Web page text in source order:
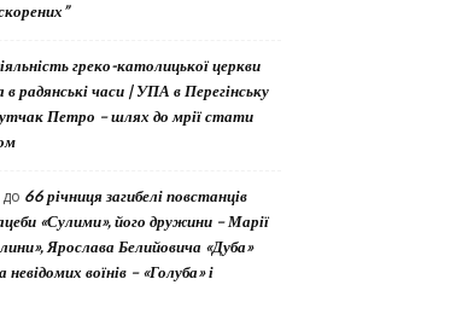
греко-католицької церкви
в радянські часи | УПА в Перегінську
Петро – шлях до мрії стати
до 66 річниця загибелі повстанців
«Сулими», його дружини – Марії
Ярослава Белийовича «Дуба»
воїнів – «Голуба» і